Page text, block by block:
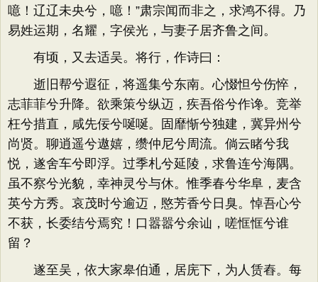
噫！辽辽未央兮，噫！”肃宗闻而非之，求鸿不得。乃
易姓运期，名耀，字侯光，与妻子居齐鲁之间。
有顷，又去适吴。将行，作诗曰：
逝旧帮兮遐征，将遥集兮东南。心惙怛兮伤悴，
志菲菲兮升降。欲乘策兮纵迈，疾吾俗兮作谗。竞举
枉兮措直，咸先佞兮唌唌。固靡惭兮独建，冀异州兮
尚贤。聊逍遥兮遨嬉，缵仲尼兮周流。倘云睹兮我
悦，遂舍车兮即浮。过季札兮延陵，求鲁连兮海隅。
虽不察兮光貌，幸神灵兮与休。惟季春兮华阜，麦含
英兮方秀。哀茂时兮逾迈，愍芳香兮日臭。悼吾心兮
不获，长委结兮焉究！口嚣嚣兮余讪，嗟恇恇兮谁
留？
遂至吴，依大家皋伯通，居庑下，为人赁舂。每